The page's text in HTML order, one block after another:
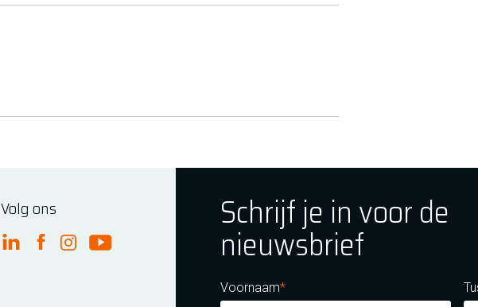
Volg ons
FME Linkedin
FME Facebook
FME Instagram
FME Youtube
Schrijf je in voor de
nieuwsbrief
Voornaam